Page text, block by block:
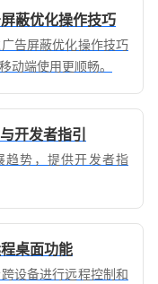
蔽优化操作技巧
告屏蔽优化操作技巧
动端使用更顺畅。
开发者指引
趋势，提供开发者指
桌面功能
设备进行远程控制和